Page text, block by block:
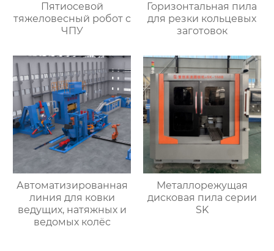
Пятиосевой
тяжеловесный робот с
ЧПУ
Горизонтальная пила
для резки кольцевых
заготовок
Автоматизированная
линия для ковки
ведущих, натяжных и
ведомых колёс
Металлорежущая
дисковая пила серии
SK